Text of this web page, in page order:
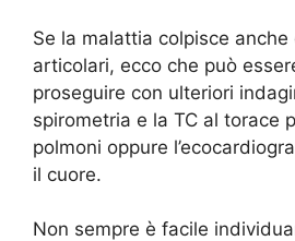
Se la malattia colpisce
articolari, ecco che può
proseguire con ulteriori
spirometria e la TC al torace
polmoni oppure
il cuore.
Non sempre è facile